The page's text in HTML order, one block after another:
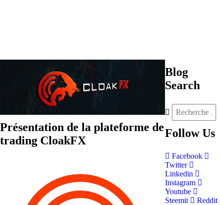
Présentation de la plateforme de
trading CloakFX
Blog
Search
Follow Us
Facebook
Twitter
Linkedin
Instagram
Youtube
Steemit
Reddit